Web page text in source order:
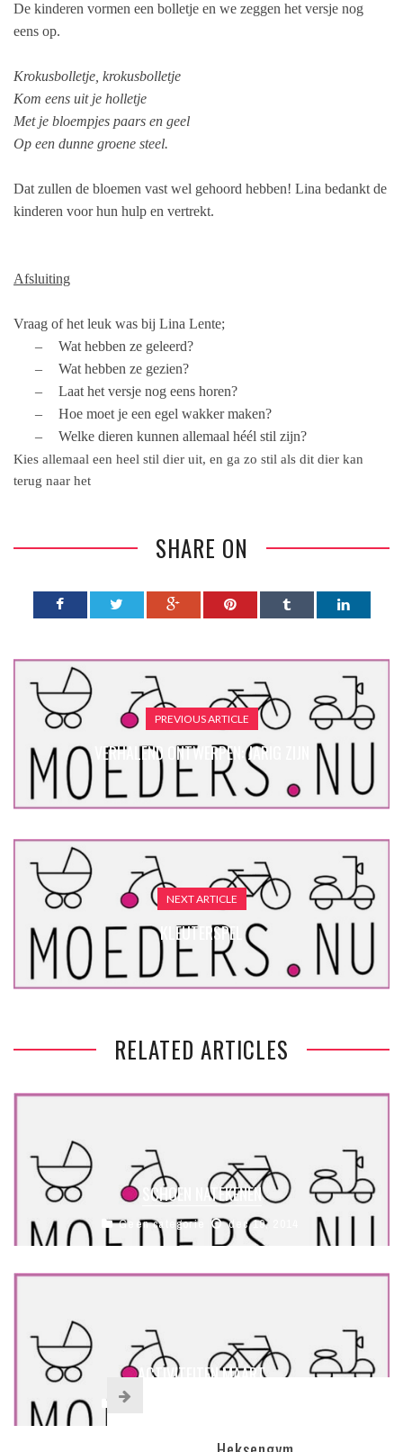
De kinderen vormen een bolletje en we zeggen het versje nog
eens op.
Krokusbolletje, krokusbolletje
Kom eens uit je holletje
Met je bloempjes paars en geel
Op een dunne groene steel.
Dat zullen de bloemen vast wel gehoord hebben! Lina bedankt de
kinderen voor hun hulp en vertrekt.
Afsluiting
Vraag of het leuk was bij Lina Lente;
–
Wat hebben ze geleerd?
–
Wat hebben ze gezien?
–
Laat het versje nog eens horen?
–
Hoe moet je een egel wakker maken?
–
Welke dieren kunnen allemaal héél stil zijn?
Kies allemaal een heel stil dier uit, en ga zo stil als dit dier kan
terug naar het
SHARE ON
PREVIOUS ARTICLE
VERHALEND ONTWERPEN: JARIG ZIJN
NEXT ARTICLE
KLEUTERSPEL
RELATED ARTICLES
SCHOEN NATEKENEN
Geen categorie dec 19, 2014
ACTIVITEITEN MAART
Geen categorie